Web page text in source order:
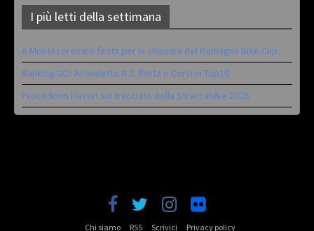
I più letti della settimana
A Montecoronaro festa per la chiusura del Romagna Bike Cup
Ranking UCI: Avondetto N.2. Berta e Corvi in Top10
Procedono i lavori sul tracciato della Straccabike 2026
Chi siamo RSS Scrivici Privacy policy